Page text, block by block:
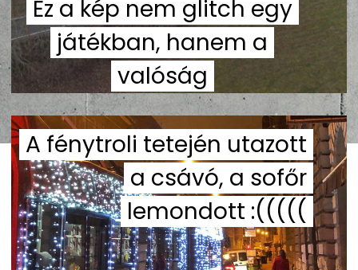
Ez a kép nem glitch egy
játékban, hanem a
valóság
A fénytroli tetején utazott
a csávó, a sofőr
lemondott :(((((